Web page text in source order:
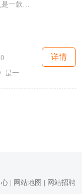
单职业传奇手机是一款以2D游戏形式呈现的传奇游戏，它承载了传奇游戏的经典玩法，让玩家可以在手机上尽情体验这个曾经风靡一时的经典游戏。作为一款角色扮演游戏，单职业传奇手
《185合击手游》是一款经典的传奇游戏，以其2D游戏画面、丰富的角色扮演和万人在线的游戏特点吸引了众多玩家的关注与参与。本文将为大家详细介绍该游戏的玩法内容。作为一款传奇
详情
| 网站地图 | 网站招聘